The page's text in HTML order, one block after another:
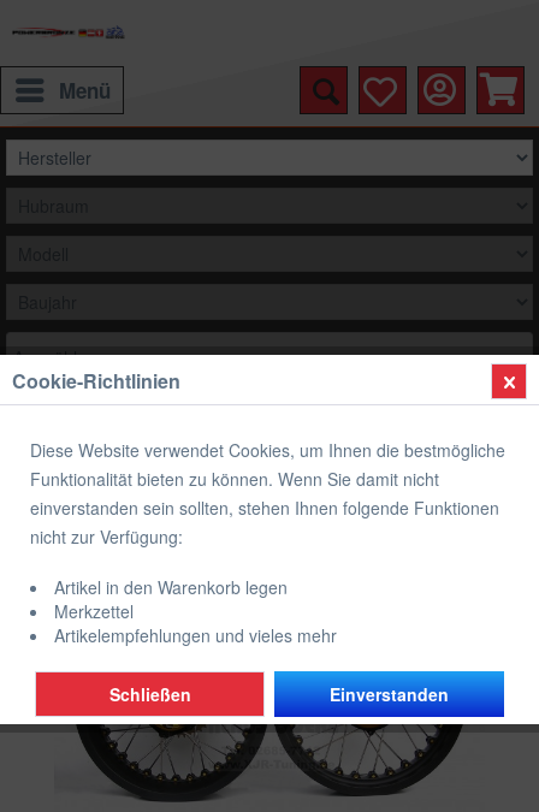
Menü
Auswählen
Kineo Drahtspeichenräder Schlauchlos
Yamaha XJR 1300 RP02
Cookie-Richtlinien
Diese Website verwendet Cookies, um Ihnen die bestmögliche
Funktionalität bieten zu können. Wenn Sie damit nicht
einverstanden sein sollten, stehen Ihnen folgende Funktionen
nicht zur Verfügung:
Artikel in den Warenkorb legen
Merkzettel
Artikelempfehlungen und vieles mehr
Einverstanden
Schließen